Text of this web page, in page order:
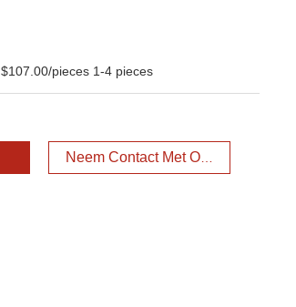
$107.00/pieces 1-4 pieces
Neem Contact Met Ons Op